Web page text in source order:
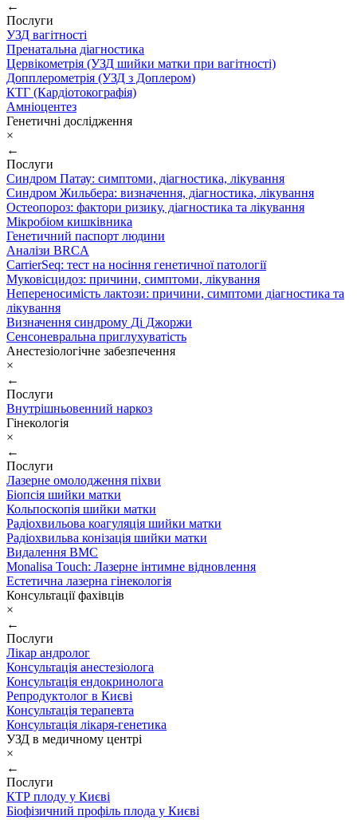
←
Послуги
УЗД вагітності
Пренатальна діагностика
Цервікометрія (УЗД шийки матки при вагітності)
Допплерометрія (УЗД з Доплером)
КТГ (Кардіотокографія)
Амніоцентез
Генетичні дослідження
×
←
Послуги
Синдром Патау: симптоми, дiагностика, лiкування
Синдром Жильбера: визначення, діагностика, лікування
Остеопороз: фактори ризику, діагностика та лікування
Мікробіом кишківника
Генетичний паспорт людини
Аналізи BRCA
CarrierSeq: тест на носіння генетичної патології
Муковісцидоз: причини, симптоми, лікування
Непереносимість лактози: причини, симптоми діагностика та
лікування
Визначення синдрому Ді Джоржи
Сенсоневральна приглухуватість
Анестезіологічне забезпечення
×
←
Послуги
Внутрішньовенний наркоз
Гінекологія
×
←
Послуги
Лазерне омолодження піхви
Біопсія шийки матки
Кольпоскопія шийки матки
Радіохвильова коагуляція шийки матки
Радіохвильва конізація шийки матки
Видалення ВМС
Monalisa Touch: Лазерне інтимне відновлення
Естетична лазерна гінекологія
Консультації фахівців
×
←
Послуги
Лікар андролог
Консультація анестезіолога
Консультація ендокринолога
Репродуктолог в Києві
Консультація терапевта
Консультація лікаря-генетика
УЗД в медичному центрі
×
←
Послуги
КТР плоду у Києві
Біофізичний профіль плода у Києві